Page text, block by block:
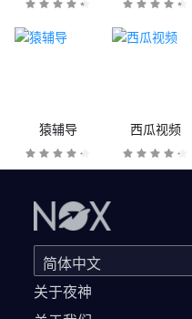
猿辅导 西瓜视频
关于夜神